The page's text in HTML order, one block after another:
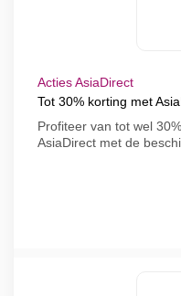
Acties AsiaDirect
Tot 30% korting met
Profiteer van tot wel
AsiaDirect met de